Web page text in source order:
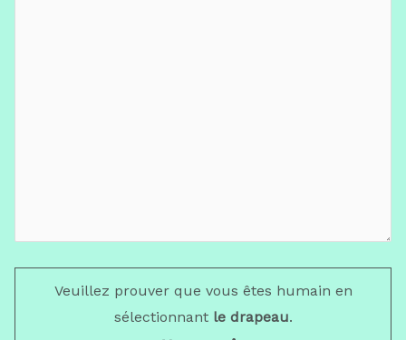
Veuillez prouver que vous êtes humain en
sélectionnantle drapeau.